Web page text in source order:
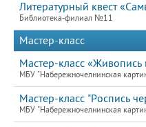
Литературный квест
Библиотека-филиал №11
Мастер-класс
Мастер-класс «Живопись
МБУ "Набережночелнинская
Мастер-класс "Роспись
МБУ "Набережночелнинская